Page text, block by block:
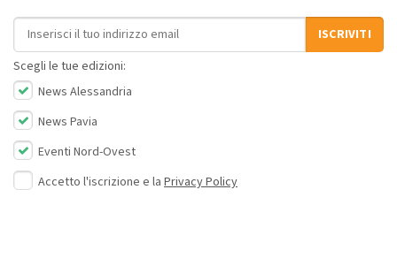
Indirizzo email
ISCRIVITI
Scegli le tue edizioni:
News Alessandria
News Pavia
Eventi Nord-Ovest
Accetto l'iscrizione e la Privacy Policy